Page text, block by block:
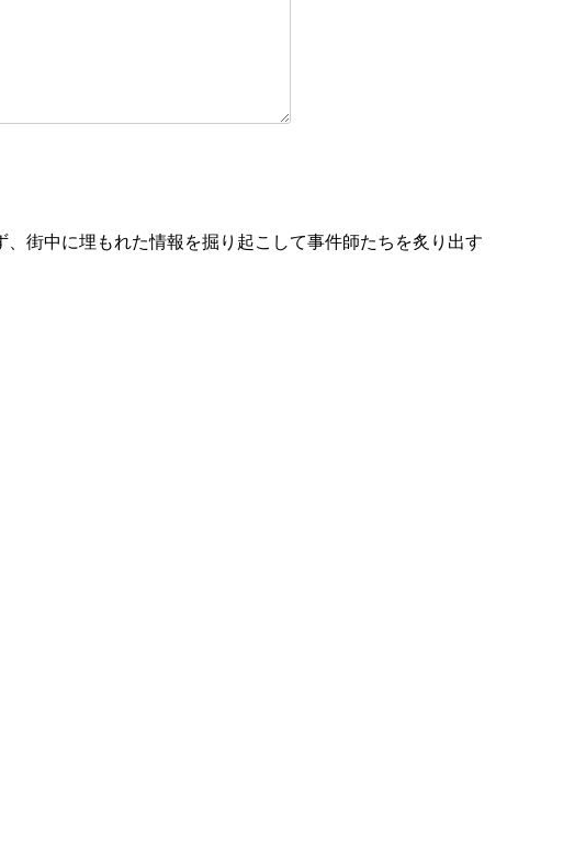
街中に埋もれた情報を掘り起こして事件師たちを炙り出す